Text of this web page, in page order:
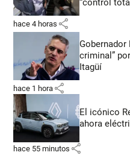
“control
hace 4 horas share
Gobernador
criminal”
Itagüí
hace 1 hora share
El icónico
ahora
hace 55 minutos share